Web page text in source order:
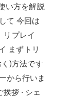
い方を解説
て 今回は
リプレイ
まずトリ
)方法です
から行いま
拶 · シェ